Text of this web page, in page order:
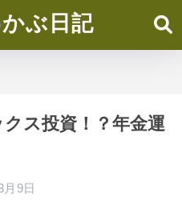
ぶ日記
ス投資！？年金運
月9日